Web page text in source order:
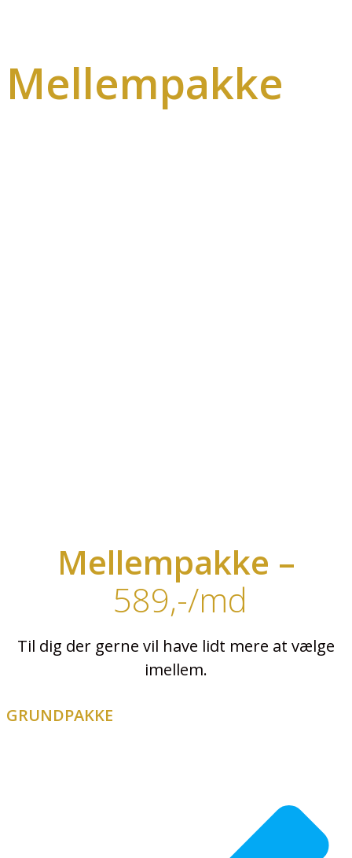
Mellempakke
Mellempakke –
589,-/md
Til dig der gerne vil have lidt mere at vælge
imellem.
GRUNDPAKKE